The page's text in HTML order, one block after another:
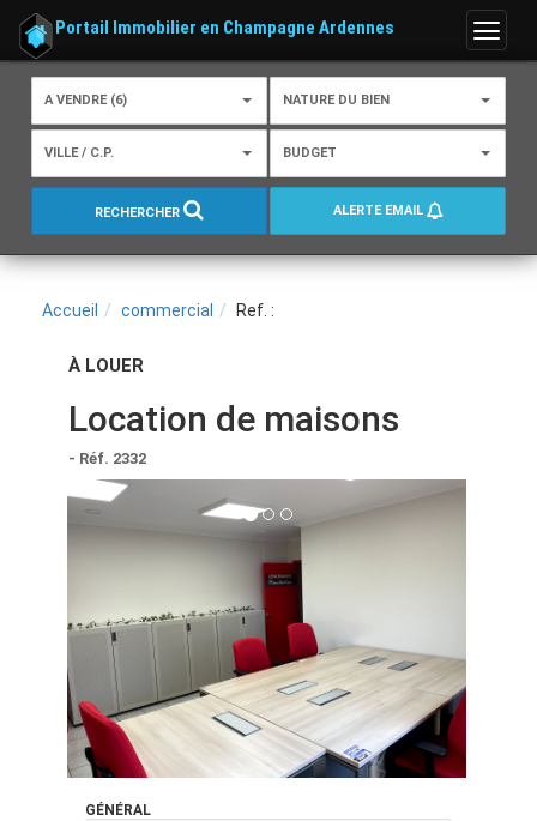
Menu
Portail Immobilier en Champagne Ardennes
A VENDRE (6) NATURE DU BIEN
VILLE / C.P. BUDGET
RECHERCHER ALERTE EMAIL
Accueil commercial Ref. :
À LOUER
Location de maisons
- Réf. 2332
GÉNÉRAL